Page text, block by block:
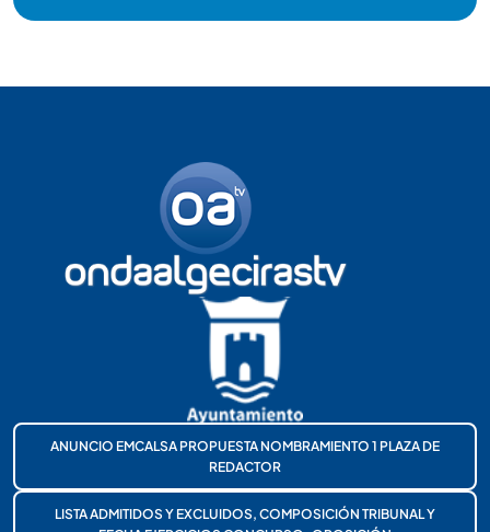
ANUNCIO EMCALSA PROPUESTA NOMBRAMIENTO 1 PLAZA DE
REDACTOR
LISTA ADMITIDOS Y EXCLUIDOS, COMPOSICIÓN TRIBUNAL Y